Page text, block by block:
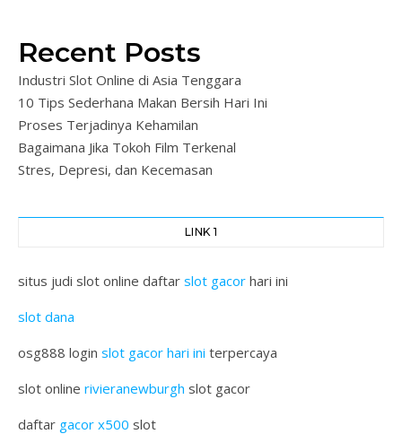
Recent Posts
Industri Slot Online di Asia Tenggara
10 Tips Sederhana Makan Bersih Hari Ini
Proses Terjadinya Kehamilan
Bagaimana Jika Tokoh Film Terkenal
Stres, Depresi, dan Kecemasan
LINK 1
situs judi slot online daftar slot gacor hari ini
slot dana
osg888 login slot gacor hari ini terpercaya
slot online rivieranewburgh slot gacor
daftar gacor x500 slot